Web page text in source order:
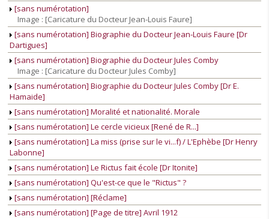
[sans numérotation]
Image : [Caricature du Docteur Jean-Louis Faure]
[sans numérotation] Biographie du Docteur Jean-Louis Faure [Dr
Dartigues]
[sans numérotation] Biographie du Docteur Jules Comby
Image : [Caricature du Docteur Jules Comby]
[sans numérotation] Biographie du Docteur Jules Comby [Dr E.
Hamaide]
[sans numérotation] Moralité et nationalité. Morale
[sans numérotation] Le cercle vicieux [René de R...]
[sans numérotation] La miss (prise sur le vi...f) / L'Ephèbe [Dr Henry
Labonne]
[sans numérotation] Le Rictus fait école [Dr Itonite]
[sans numérotation] Qu'est-ce que le "Rictus" ?
[sans numérotation] [Réclame]
[sans numérotation] [Page de titre] Avril 1912